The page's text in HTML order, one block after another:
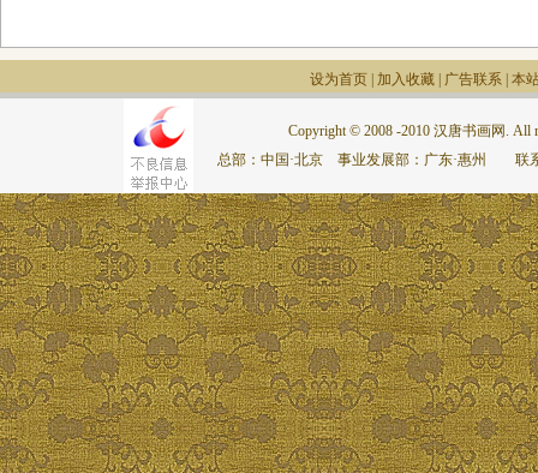
设为首页 加入收藏 广告联系 本
Copyright © 2008 -2010 汉唐书画网. All
总部：中国·北京 事业发展部：广东·惠州 联系